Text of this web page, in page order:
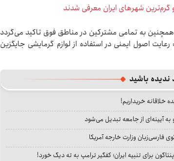
گرم‌ترین شهرهای ایران معرفی شدند
به تمامی مشترکین در مناطق فوق تاکید می‌گردد
اصول ایمنی در استفاده از لوازم گرمایشی جایگزین
ندیده باشید
خلاقانه خریداریم!
آیینه‌ای از جامعه تبدیل می‌شود
فارسی‌زبان وزارت خارجه آمریکا
برای تنبیه ایران؛ کفگیر ترامپ به ته دیگ خورد!